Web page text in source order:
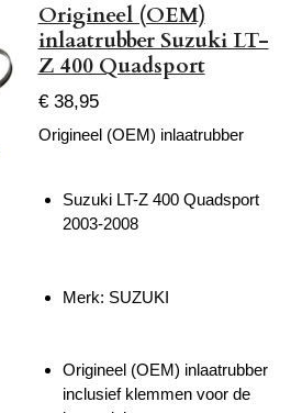
Origineel (OEM)
inlaatrubber Suzuki LT-
Z 400 Quadsport
€ 38,95
Origineel (OEM) inlaatrubber
Suzuki LT-Z 400 Quadsport
2003-2008
Merk: SUZUKI
Origineel (OEM) inlaatrubber
inclusief klemmen voor de